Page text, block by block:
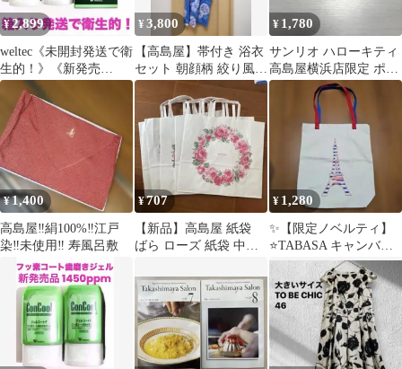
¥2,899
weltec《未開封発送で衛
生的！》《新発売
品！》ジェル×2コンク
ール×1 新品
¥3,800
⁠【高島屋】帯付き 浴衣
セット 朝顔柄 絞り風
ブルー スピード発送 匿
名配送
¥ 1,780
サンリオ ハローキティ
高島屋横浜店限定 ポー
チ
¥1,400
高島屋‼️絹100%‼️江戸
染‼️未使用‼️ 寿風呂敷
¥707
【新品】高島屋 紙袋
ばら ローズ 紙袋 中サ
売り
¥ 1,280
✨【限定ノベルティ】
⭐TABASA キャンバス
トートバッグ トリコロ
ール